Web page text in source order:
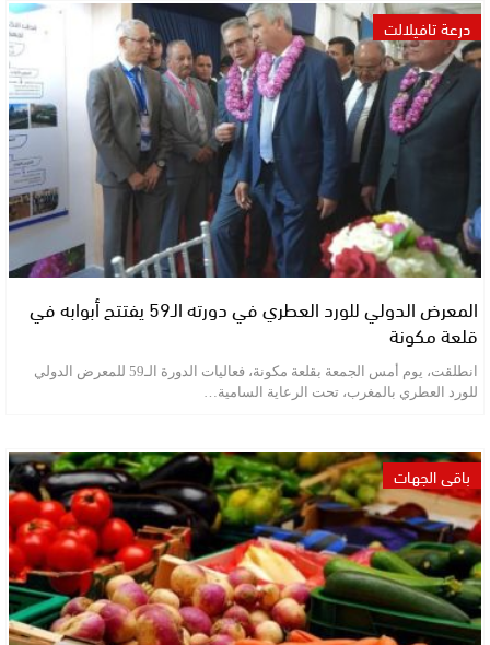
درعة تافيلالت
المعرض الدولي للورد العطري في دورته الـ59 يفتتح أبوابه في
قلعة مكونة
انطلقت، يوم أمس الجمعة بقلعة مكونة، فعاليات الدورة الـ59 للمعرض الدولي
للورد العطري بالمغرب، تحت الرعاية السامية…
باقي الجهات